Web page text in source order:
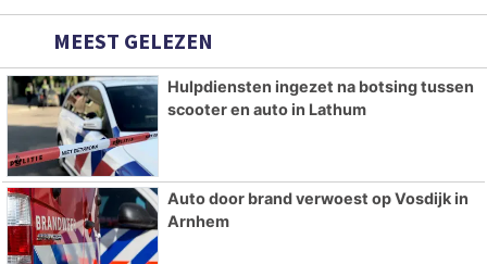
MEEST GELEZEN
Hulpdiensten ingezet na botsing tussen
scooter en auto in Lathum
Auto door brand verwoest op Vosdijk in
Arnhem